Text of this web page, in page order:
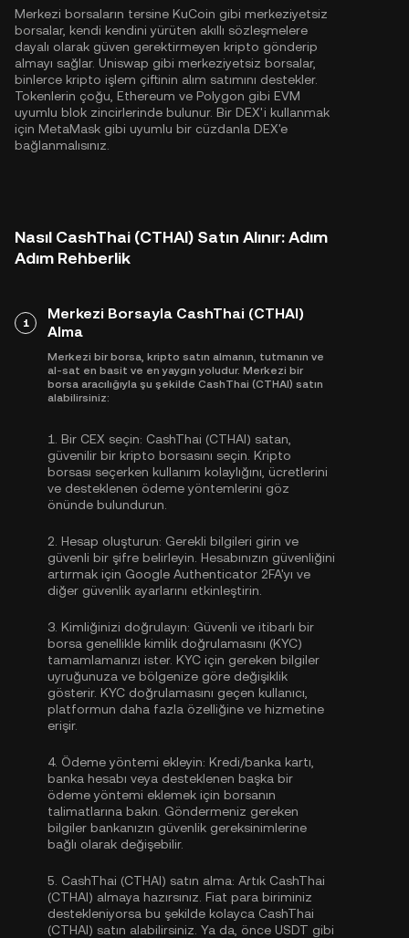
Merkezi borsaların tersine KuCoin gibi merkeziyetsiz
borsalar, kendi kendini yürüten akıllı sözleşmelere
dayalı olarak güven gerektirmeyen kripto gönderip
almayı sağlar. Uniswap gibi merkeziyetsiz borsalar,
binlerce kripto işlem çiftinin alım satımını destekler.
Tokenlerin çoğu, Ethereum ve Polygon gibi EVM
uyumlu blok zincirlerinde bulunur. Bir DEX'i kullanmak
için MetaMask gibi uyumlu bir cüzdanla DEX'e
bağlanmalısınız.
Nasıl CashThai (CTHAI) Satın Alınır: Adım
Adım Rehberlik
1
Merkezi Borsayla CashThai (CTHAI)
Alma
Merkezi bir borsa, kripto satın almanın, tutmanın ve
al-sat en basit ve en yaygın yoludur. Merkezi bir
borsa aracılığıyla şu şekilde CashThai (CTHAI) satın
alabilirsiniz:
1. Bir CEX seçin: CashThai (CTHAI) satan,
güvenilir bir kripto borsasını seçin. Kripto
borsası seçerken kullanım kolaylığını, ücretlerini
ve desteklenen ödeme yöntemlerini göz
önünde bulundurun.
2. Hesap oluşturun: Gerekli bilgileri girin ve
güvenli bir şifre belirleyin. Hesabınızın güvenliğini
artırmak için Google Authenticator 2FA'yı ve
diğer güvenlik ayarlarını etkinleştirin.
3. Kimliğinizi doğrulayın: Güvenli ve itibarlı bir
borsa genellikle kimlik doğrulamasını (KYC)
tamamlamanızı ister. KYC için gereken bilgiler
uyruğunuza ve bölgenize göre değişiklik
gösterir. KYC doğrulamasını geçen kullanıcı,
platformun daha fazla özelliğine ve hizmetine
erişir.
4. Ödeme yöntemi ekleyin: Kredi/banka kartı,
banka hesabı veya desteklenen başka bir
ödeme yöntemi eklemek için borsanın
talimatlarına bakın. Göndermeniz gereken
bilgiler bankanızın güvenlik gereksinimlerine
bağlı olarak değişebilir.
5. CashThai (CTHAI) satın alma: Artık CashThai
(CTHAI) almaya hazırsınız. Fiat para biriminiz
destekleniyorsa bu şekilde kolayca CashThai
(CTHAI) satın alabilirsiniz. Ya da, önce USDT gibi